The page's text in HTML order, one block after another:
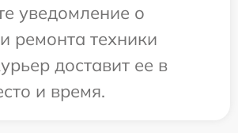
уведомление о
ремонта техники
доставит ее в
и время.